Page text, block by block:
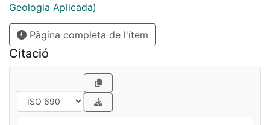
Geologia Aplicada)
Pàgina completa de l'ítem
Citació